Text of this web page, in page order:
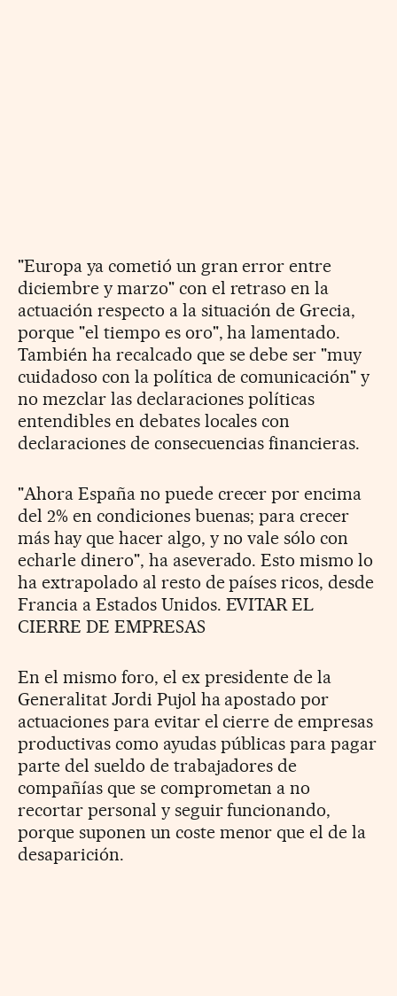
"Europa ya cometió un gran error entre
diciembre y marzo" con el retraso en la
actuación respecto a la situación de Grecia,
porque "el tiempo es oro", ha lamentado.
También ha recalcado que se debe ser "muy
cuidadoso con la política de comunicación" y
no mezclar las declaraciones políticas
entendibles en debates locales con
declaraciones de consecuencias financieras.
"Ahora España no puede crecer por encima
del 2% en condiciones buenas; para crecer
más hay que hacer algo, y no vale sólo con
echarle dinero", ha aseverado. Esto mismo lo
ha extrapolado al resto de países ricos, desde
Francia a Estados Unidos. EVITAR EL
CIERRE DE EMPRESAS
En el mismo foro, el ex presidente de la
Generalitat Jordi Pujol ha apostado por
actuaciones para evitar el cierre de empresas
productivas como ayudas públicas para pagar
parte del sueldo de trabajadores de
compañías que se comprometan a no
recortar personal y seguir funcionando,
porque suponen un coste menor que el de la
desaparición.